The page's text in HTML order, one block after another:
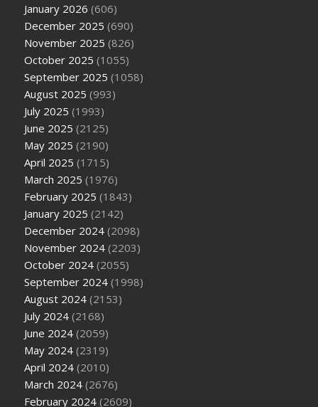
January 2026 (606)
December 2025 (690)
November 2025 (826)
October 2025 (1055)
September 2025 (1058)
August 2025 (993)
July 2025 (1993)
June 2025 (2125)
May 2025 (2190)
April 2025 (1715)
March 2025 (1976)
February 2025 (1843)
January 2025 (2142)
December 2024 (2098)
November 2024 (2203)
October 2024 (2055)
September 2024 (1998)
August 2024 (2153)
July 2024 (2168)
June 2024 (2059)
May 2024 (2319)
April 2024 (2010)
March 2024 (2676)
February 2024 (2609)